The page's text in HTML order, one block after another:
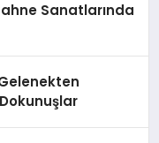
Sanatlarında